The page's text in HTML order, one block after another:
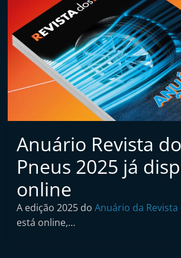
v
s
t
a
n
d
e
p
e
n
Anuário Revista
Pneus 2025 já
online
A edição 2025 doAnuário da Revista
está online,…